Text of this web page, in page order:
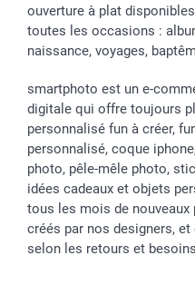
ouverture à plat
toutes les occasions :
naissance, voyages,
smartphoto est un e-
digitale qui offre toujours
personnalisé fun à créer,
personnalisé, coque
photo, pêle-mêle photo,
idées cadeaux et objets
tous les mois de
créés par nos designers,
selon les retours et